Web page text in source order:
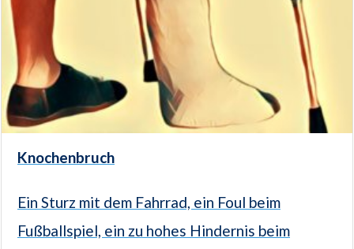
Knochenbruch
Ein Sturz mit dem Fahrrad, ein Foul beim
Fußballspiel, ein zu hohes Hindernis beim